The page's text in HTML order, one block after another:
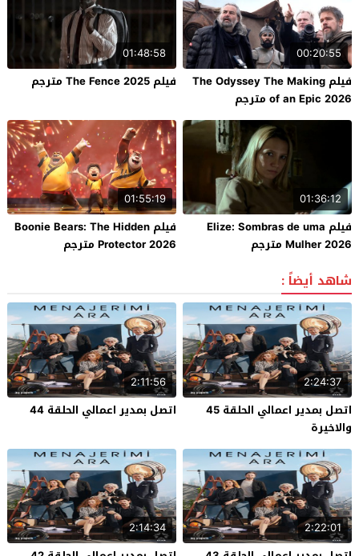
00:20:55
فيلم The Odyssey The Making
of an Epic 2026 مترجم
01:48:58
فيلم The Fence 2025 مترجم
01:36:12
فيلم Elize: Sombras de uma
Mulher 2026 مترجم
01:55:19
فيلم Boonie Bears: The Hidden
Protector 2026 مترجم
شاهد أيضاً :
2:24:37
اتصل بمدير اعمالي الحلقة 45
والاخيرة
2:11:56
اتصل بمدير اعمالي الحلقة 44
2:22:01
2:14:34